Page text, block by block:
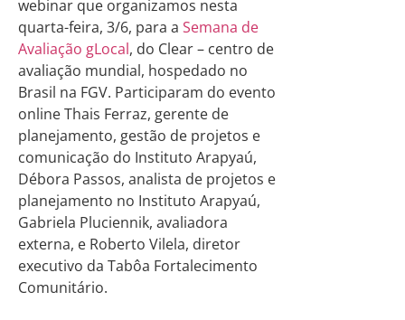
webinar que organizamos nesta
quarta-feira, 3/6, para a Semana de
Avaliação gLocal, do Clear – centro de
avaliação mundial, hospedado no
Brasil na FGV. Participaram do evento
online Thais Ferraz, gerente de
planejamento, gestão de projetos e
comunicação do Instituto Arapyaú,
Débora Passos, analista de projetos e
planejamento no Instituto Arapyaú,
Gabriela Pluciennik, avaliadora
externa, e Roberto Vilela, diretor
executivo da Tabôa Fortalecimento
Comunitário.